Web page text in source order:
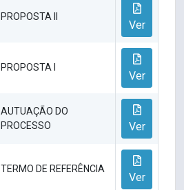
PROPOSTA II
Ver
PROPOSTA I
Ver
AUTUAÇÃO DO
PROCESSO
Ver
TERMO DE REFERÊNCIA
Ver